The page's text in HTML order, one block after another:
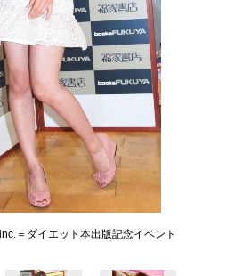
＝ダイエット本出版記念イベント